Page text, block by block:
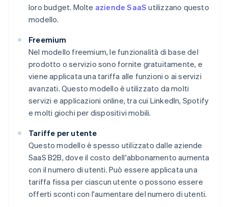
loro budget. Molte aziende SaaS utilizzano questo
modello.
Freemium
Nel modello freemium, le funzionalità di base del
prodotto o servizio sono fornite gratuitamente, e
viene applicata una tariffa alle funzioni o ai servizi
avanzati. Questo modello è utilizzato da molti
servizi e applicazioni online, tra cui LinkedIn, Spotify
e molti giochi per dispositivi mobili.
Tariffe per utente
Questo modello è spesso utilizzato dalle aziende
SaaS B2B, dove il costo dell'abbonamento aumenta
con il numero di utenti. Può essere applicata una
tariffa fissa per ciascun utente o possono essere
offerti sconti con l'aumentare del numero di utenti.